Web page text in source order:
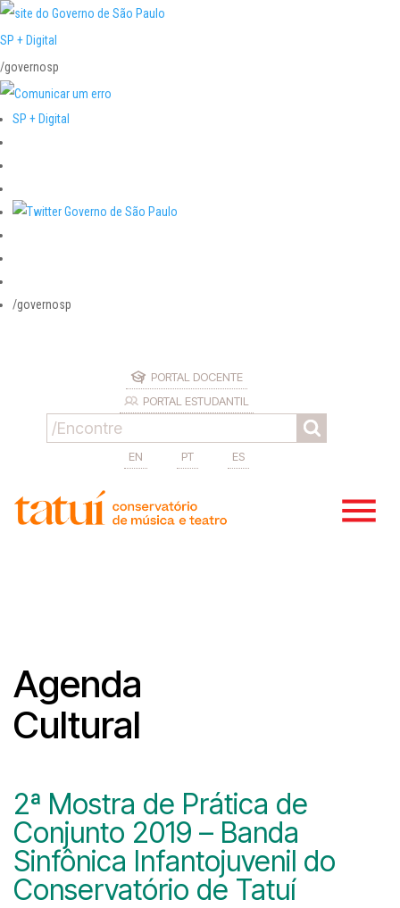
SP + Digital
/governosp
SP + Digital
/governosp
PORTAL DOCENTE
PORTAL ESTUDANTIL
EN PT ES
Agenda
Cultural
2ª Mostra de Prática de
Conjunto 2019 – Banda
Sinfônica Infantojuvenil do
Conservatório de Tatuí